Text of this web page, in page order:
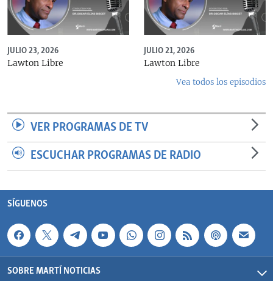
JULIO 23, 2026
Lawton Libre
JULIO 21, 2026
Lawton Libre
Vea todos los episodios
VER PROGRAMAS DE TV
ESCUCHAR PROGRAMAS DE RADIO
SÍGUENOS
SOBRE MARTÍ NOTICIAS